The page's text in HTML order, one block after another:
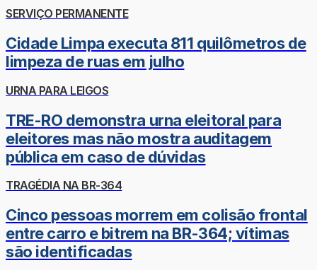
SERVIÇO PERMANENTE
Cidade Limpa executa 811 quilômetros de
limpeza de ruas em julho
URNA PARA LEIGOS
TRE-RO demonstra urna eleitoral para
eleitores mas não mostra auditagem
pública em caso de dúvidas
TRAGÉDIA NA BR-364
Cinco pessoas morrem em colisão frontal
entre carro e bitrem na BR-364; vítimas
são identificadas